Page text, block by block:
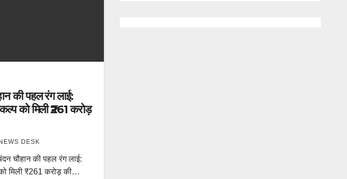
की पहल रंग लाई:
को मिली ₹261 करोड़
DESK
चौहान की पहल रंग लाई:
मिली ₹261 करोड़ की…